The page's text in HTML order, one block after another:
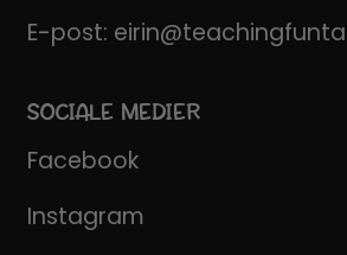
E-post:
SOCIALE MEDIER
Facebook
Instagram